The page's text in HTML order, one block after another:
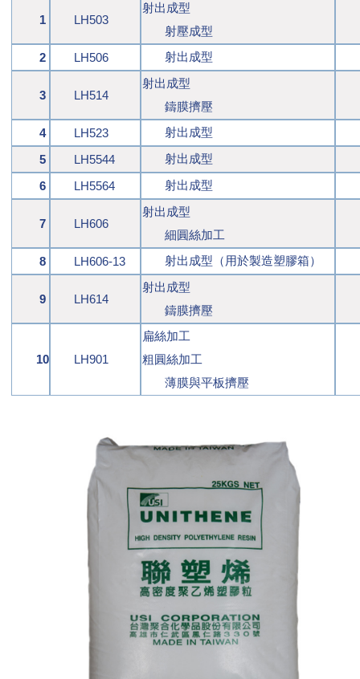
1 LH503
射出成型
射壓成型
2 LH506 射出成型
3 LH514
射出成型
鑄膜擠壓
4 LH523 射出成型
5 LH5544 射出成型
6 LH5564 射出成型
7 LH606
射出成型
細圓絲加工
8 LH606-13 射出成型（用於製造塑膠箱）
9 LH614
射出成型
鑄膜擠壓
10 LH901
扁絲加工
粗圓絲加工
薄膜與平板擠壓